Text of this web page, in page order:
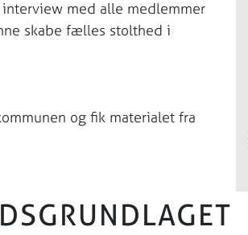
med alle medlemmer
skabe fælles stolthed i
og fik materialet fra